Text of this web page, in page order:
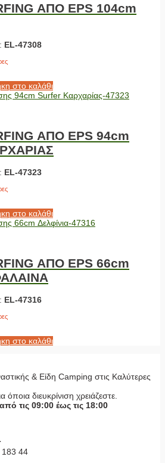
ΑΠΟ EPS 104cm
EL-47308
στο καλάθι
ΑΠΟ EPS 94cm
EL-47323
στο καλάθι
ΑΠΟ EPS 66cm
EL-47316
στο καλάθι
& Είδη Camping στις Καλύτερες
όποια διευκρίνιση χρειάζεστε.
τις 09:00 έως τις 18:00
183 44